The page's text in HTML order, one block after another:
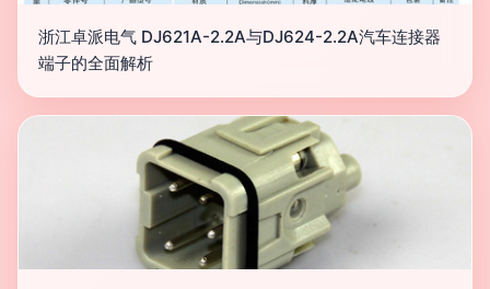
浙江卓派电气 DJ621A-2.2A与DJ624-2.2A汽车连接器
端子的全面解析